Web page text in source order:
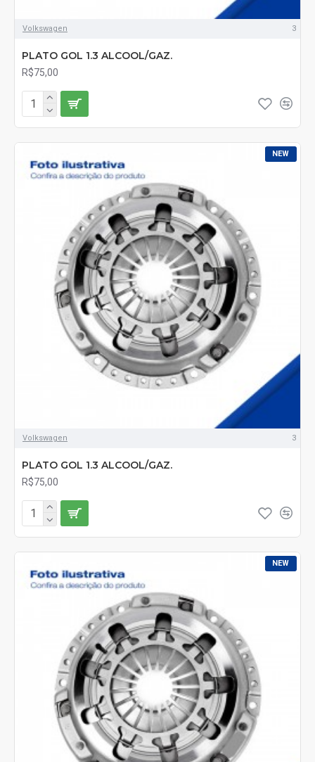
Volkswagen 3
PLATO GOL 1.3 ALCOOL/GAZ.
R$75,00
NEW
Volkswagen 3
PLATO GOL 1.3 ALCOOL/GAZ.
R$75,00
NEW